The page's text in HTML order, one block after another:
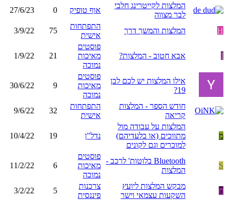
המלצות לקייטרינג חלבי
לבר מצווה
אוף טופיק 0
27/6/23
H המלצות והמשך דרך
התפתחות
אישית
75
3/9/22
I אבא חטוב - המלצות?
פוסטים
מאיכות
נמוכה
21
1/9/22
אילו המלצות יש לכם לבן
19?
פוסטים
מאיכות
נמוכה
9
30/6/22
חודש הספר - המלצות
קריאה
התפתחות
אישית
32
9/6/22
מ
המלצות על עבודה מול
מתווכים (או בלעדיהם)
למוכרים וגם לקונים
נדל"ן 19
10/4/22
S
Bluetooth בלוטות' לרכב -
המלצות
פוסטים
מאיכות
נמוכה
6
11/2/22
ח
מבקש המלצות ליועץ
השקעות עצמאי וישר
צרכנות
פיננסית
5
3/2/22